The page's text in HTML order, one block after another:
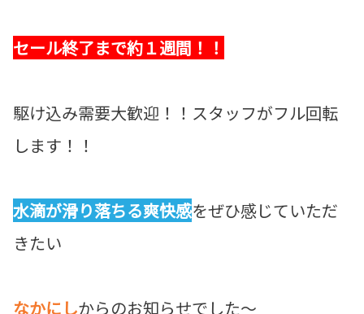
セール終了まで約１週間！！
駆け込み需要大歓迎！！スタッフがフル回転
します！！
水滴が滑り落ちる爽快感をぜひ感じていただ
きたい
なかにしからのお知らせでした～